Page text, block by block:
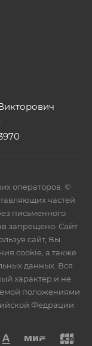
операторов. ©
частей
письменного
запрещено. Сайт
сайт, Вы
cookie, а также
данных. Вся
характер и не
положениями
Федрации